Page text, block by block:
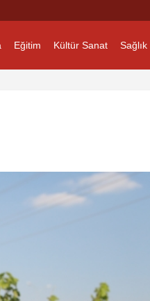
Eğitim Kültür Sanat Sağlık